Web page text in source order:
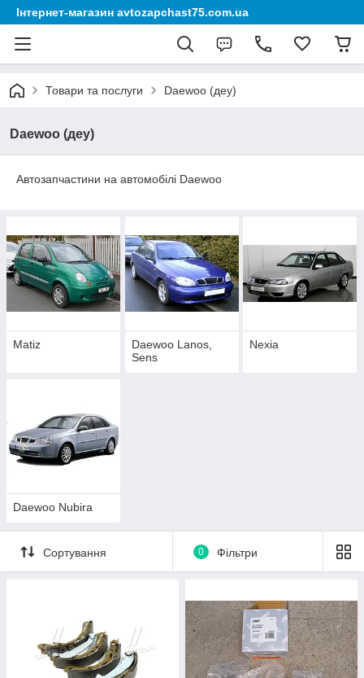
Інтернет-магазин avtozapchast75.com.ua
Товари та послуги Daewoo (деу)
Daewoo (деу)
Автозапчастини на автомобілі Daewoo
Matiz
Daewoo Lanos,
Sens
Nexia
Daewoo Nubira
Сортування 0 Фільтри